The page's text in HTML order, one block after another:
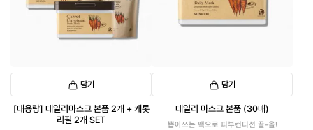
담기
[대용량] 데일리마스크 본품 2개 + 캐롯
리필 2개 SET
담기
데일리 마스크 본품 (30매)
뽑아쓰는 팩으로 피부컨디션 끌-올!